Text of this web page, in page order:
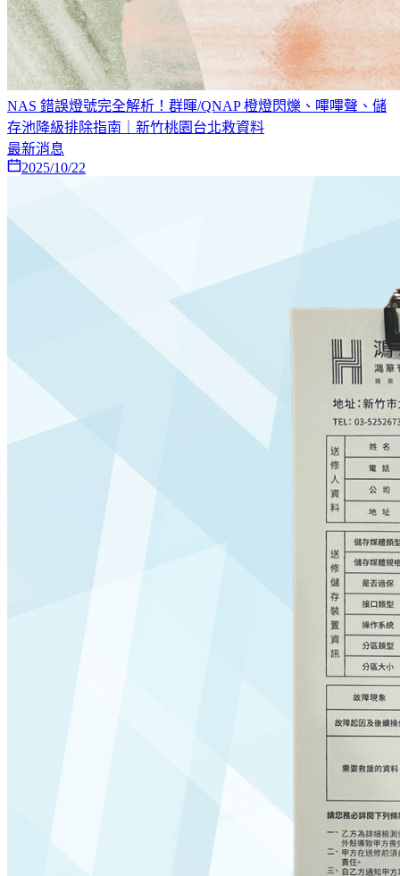
NAS 錯誤燈號完全解析！群暉/QNAP 橙燈閃爍、嗶嗶聲、儲
存池降級排除指南｜新竹桃園台北救資料
最新消息
2025/10/22